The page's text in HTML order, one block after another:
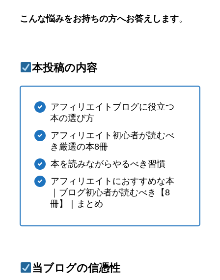
こんな悩みをお持ちの方へお答えします。
本投稿の内容
アフィリエイトブログに役立つ
本の選び方
アフィリエイト初心者が読むべ
き厳選の本8冊
本を読みながらやるべき習慣
アフィリエイトにおすすめな本
｜ブログ初心者が読むべき【8
冊】｜まとめ
当ブログの信憑性